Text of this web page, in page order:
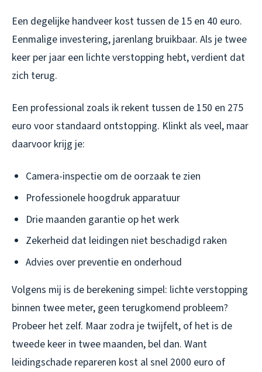
Een degelijke handveer kost tussen de 15 en 40 euro.
Eenmalige investering, jarenlang bruikbaar. Als je twee
keer per jaar een lichte verstopping hebt, verdient dat
zich terug.
Een professional zoals ik rekent tussen de 150 en 275
euro voor standaard ontstopping. Klinkt als veel, maar
daarvoor krijg je:
Camera-inspectie om de oorzaak te zien
Professionele hoogdruk apparatuur
Drie maanden garantie op het werk
Zekerheid dat leidingen niet beschadigd raken
Advies over preventie en onderhoud
Volgens mij is de berekening simpel: lichte verstopping
binnen twee meter, geen terugkomend probleem?
Probeer het zelf. Maar zodra je twijfelt, of het is de
tweede keer in twee maanden, bel dan. Want
leidingschade repareren kost al snel 2000 euro of